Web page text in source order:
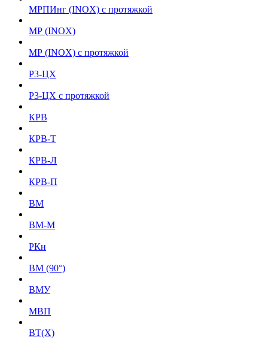
МРПИнг (INOX) с протяжкой
МР (INOX)
МР (INOX) с протяжкой
Р3-ЦХ
Р3-ЦХ с протяжкой
КРВ
КРВ-Т
КРВ-Л
КРВ-П
ВМ
ВМ-М
РКн
ВМ (90°)
ВМУ
МВП
BT(X)